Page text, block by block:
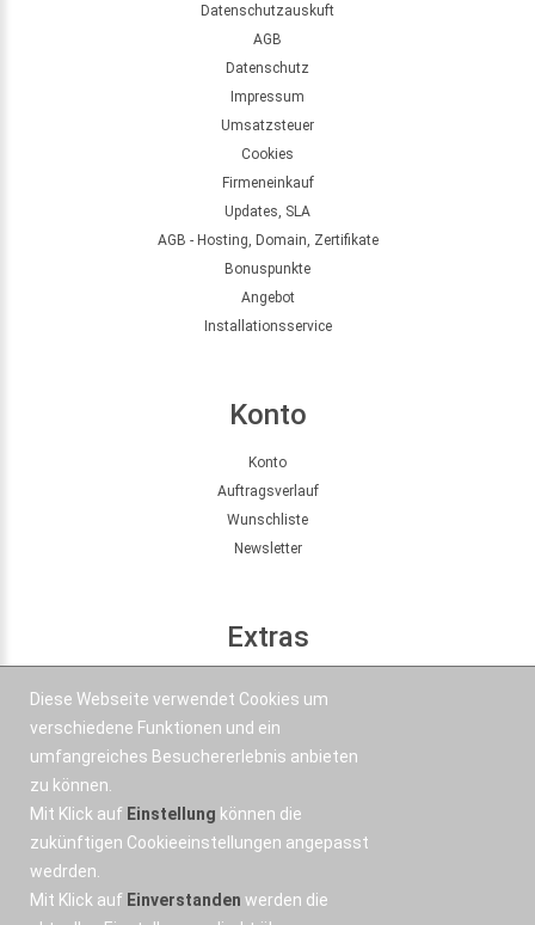
Datenschutzauskuft
AGB
Datenschutz
Impressum
Umsatzsteuer
Cookies
Firmeneinkauf
Updates, SLA
AGB - Hosting, Domain, Zertifikate
Bonuspunkte
Angebot
Installationsservice
Konto
Konto
Auftragsverlauf
Wunschliste
Newsletter
Extras
Kontakt
Email
Diese Webseite verwendet Cookies um
verschiedene Funktionen und ein
umfangreiches Besuchererlebnis anbieten
zu können.
Mit Klick auf Einstellung können die
zukünftigen Cookieeinstellungen angepasst
wedrden.
Mit Klick auf Einverstanden werden die